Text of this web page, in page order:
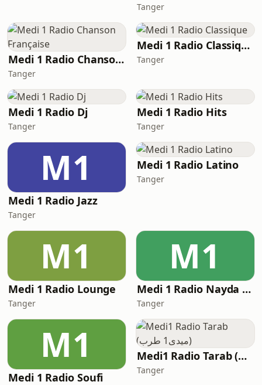
Tanger
Medi 1 Radio Chanson Française
Tanger
Medi 1 Radio Classique
Tanger
Medi 1 Radio Dj
Tanger
Medi 1 Radio Hits
Tanger
M1
Medi 1 Radio Jazz
Tanger
Medi 1 Radio Latino
Tanger
M1
Medi 1 Radio Lounge
Tanger
M1
Medi 1 Radio Nayda (ميدي 1 نايدا)
Tanger
M1
Medi 1 Radio Soufi
Medi1 Radio Tarab (ميدى1 طرب)
Tanger